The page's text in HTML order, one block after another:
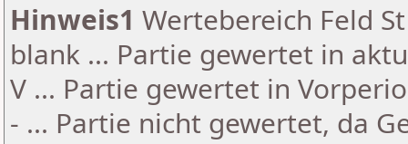
Hinweis1 Wertebereich Feld
blank ... Partie gewertet in
V ... Partie gewertet in
- ... Partie nicht gewertet, da